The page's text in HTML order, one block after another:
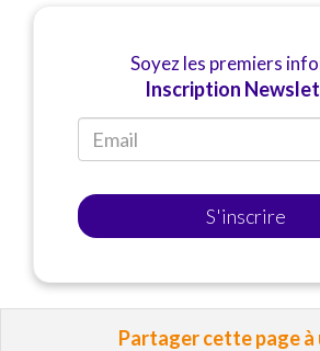
Soyez les premiers
Inscription
S'inscrire
Partager cette page à